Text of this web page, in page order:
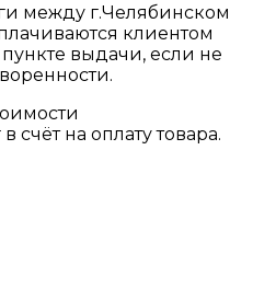
между г.Челябинском
клиентом
выдачи, если не
счёт на оплату товара.